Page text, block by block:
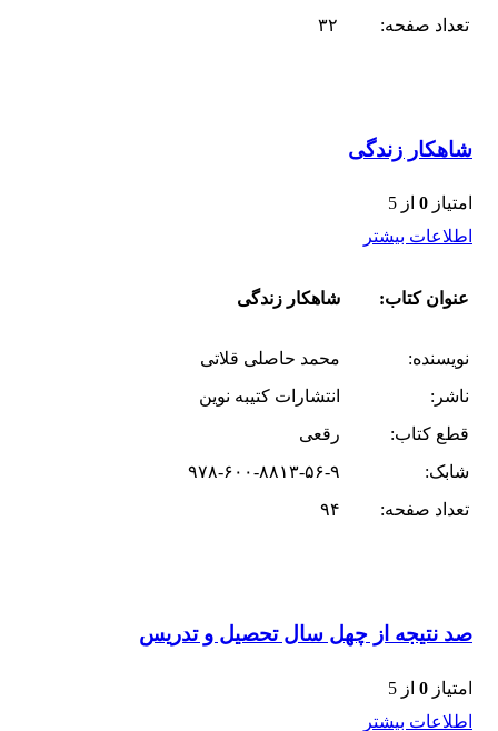
تعداد صفحه:
۳۲
شاهکار زندگی
امتیاز 0 از 5
اطلاعات بیشتر
عنوان کتاب: شاهکار زندگی
نویسنده:
محمد حاصلی قلاتی
ناشر:
انتشارات کتیبه نوین
قطع کتاب:
رقعی
شابک:
۹۷۸-۶۰۰-۸۸۱۳-۵۶-۹
تعداد صفحه:
۹۴
صد نتیجه از چهل سال تحصیل و تدریس
امتیاز 0 از 5
اطلاعات بیشتر